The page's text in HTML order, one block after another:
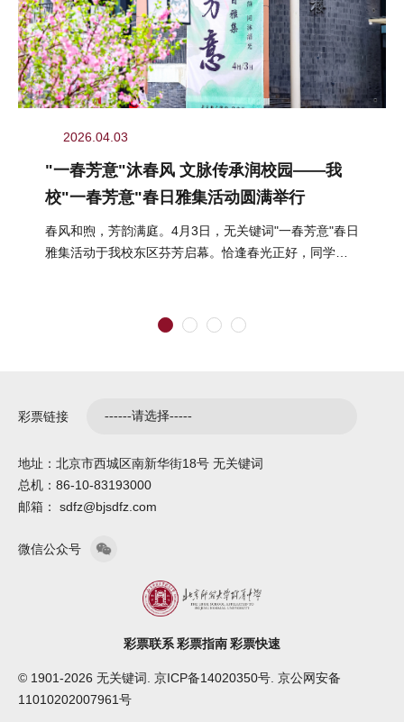
2026.04.03
"一春芳意"沐春风 文脉传承润校园——我
校"一春芳意"春日雅集活动圆满举行
春风和煦，芳韵满庭。4月3日，无关键词"一春芳意"春日
雅集活动于我校东区芬芳启幕。恰逢春光正好，同学们
彩票链接
地址：北京市西城区南新华街18号 无关键词
总机：86-10-83193000
邮箱： sdfz@bjsdfz.com
微信公众号
彩票联系彩票指南彩票快速
© 1901-2026 无关键词. 京ICP备14020350号. 京公网安备
11010202007961号